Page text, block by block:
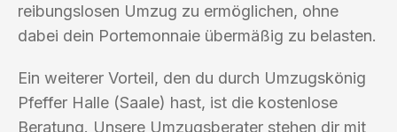
reibungslosen Umzug zu ermöglichen, ohne
dabei dein Portemonnaie übermäßig zu belasten.
Ein weiterer Vorteil, den du durch Umzugskönig
Pfeffer Halle (Saale) hast, ist die kostenlose
Beratung. Unsere Umzugsberater stehen dir mit